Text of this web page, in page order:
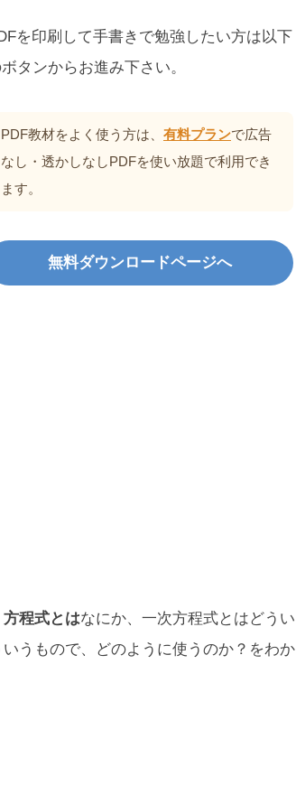
を印刷して手書きで勉強したい方は以下
タンからお進み下さい。
PDF教材をよく使う方は、 有料プランで広告
なし・透かしなしPDFを使い放題で利用でき
ます。
無料ダウンロードページへ
方程式とはなにか、一次方程式とはどうい
いうもので、どのように使うのか？をわか